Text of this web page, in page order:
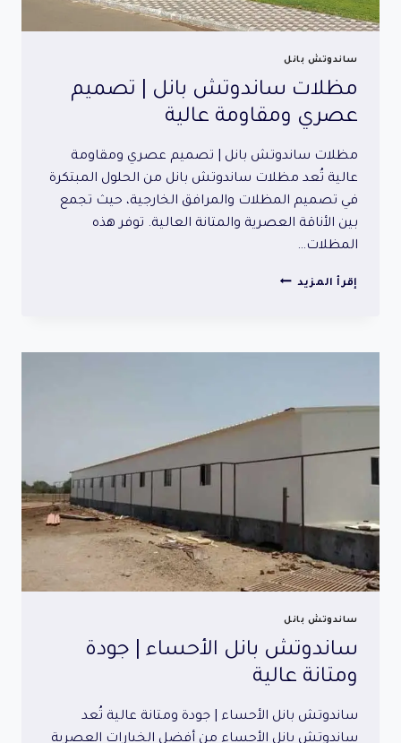
ساندوتش بانل
مظلات ساندوتش بانل | تصميم
عصري ومقاومة عالية
مظلات ساندوتش بانل | تصميم عصري ومقاومة
عالية تُعد مظلات ساندوتش بانل من الحلول المبتكرة
في تصميم المظلات والمرافق الخارجية، حيث تجمع
بين الأناقة العصرية والمتانة العالية. توفر هذه
المظلات…
إقرأ المزيد مظلات
تصميم
عالية
ساندوتش بانل
ساندوتش بانل الأحساء | جودة
ومتانة عالية
ساندوتش بانل الأحساء | جودة ومتانة عالية تُعد
ساندوتش بانل الأحساء من أفضل الخيارات العصرية